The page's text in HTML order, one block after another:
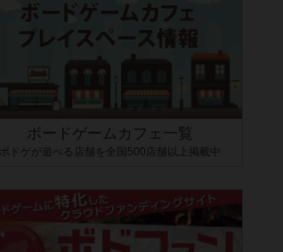
ボードゲームカフェ一覧
ボドゲが遊べる店舗を全国500店舗以上掲載中